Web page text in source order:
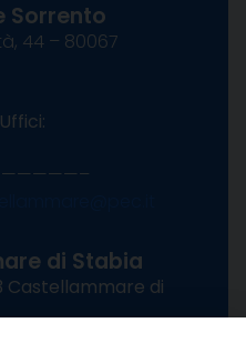
Sorrento
44 – 80067
di Stabia
Castellammare di